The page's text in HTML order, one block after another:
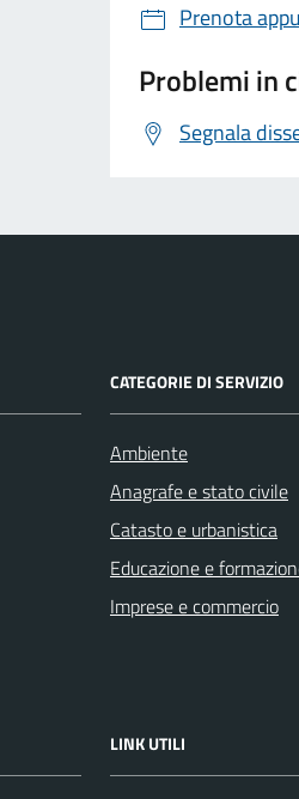
Prenota
Problemi in
Segnala
CATEGORIE DI SERVIZIO
Ambiente
Anagrafe e stato civile
Catasto e urbanistica
Educazione e
Imprese e commercio
LINK UTILI